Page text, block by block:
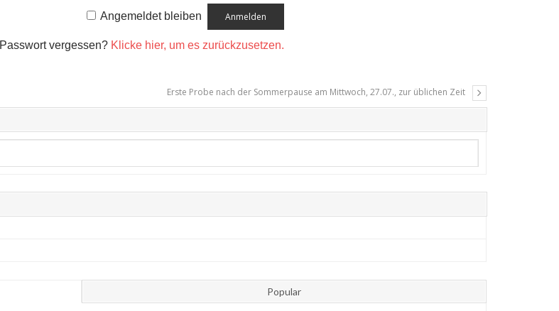
Angemeldet bleiben
Passwort vergessen? Klicke hier, um es zurückzusetzen.
Erste Probe nach der Sommerpause am Mittwoch, 27.07., zur üblichen Zeit
Popular